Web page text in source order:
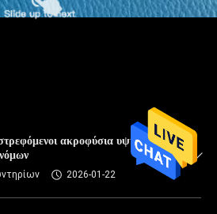
ακροφύσια υψηλής
2026-01-22